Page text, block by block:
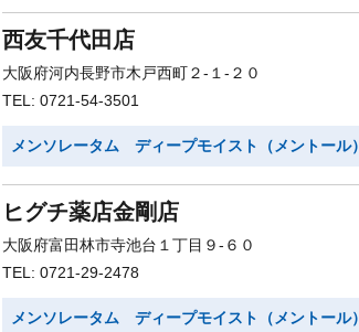
西友千代田店
大阪府河内長野市木戸西町２-１-２０
TEL: 0721-54-3501
メンソレータム ディープモイスト（メントール）
ヒグチ薬店金剛店
大阪府富田林市寺池台１丁目９-６０
TEL: 0721-29-2478
メンソレータム ディープモイスト（メントール）